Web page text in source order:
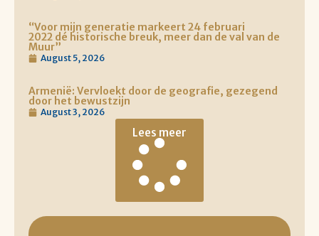
“Voor mijn generatie markeert 24 februari
2022 dé historische breuk, meer dan de val van de
Muur”
August 5, 2026
Armenië: Vervloekt door de geografie, gezegend
door het bewustzijn
August 3, 2026
Lees meer